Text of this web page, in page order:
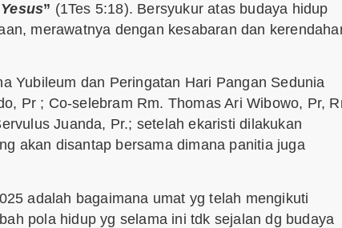
” (1Tes 5:18). Bersyukur atas budaya hidup
merawatnya dengan kesabaran dan
Yubileum dan Peringatan Hari Pangan Sedunia
Pr ; Co-selebram Rm. Thomas Ari Wibowo, Pr,
Juanda, Pr.; setelah ekaristi dilakukan
akan disantap bersama dimana panitia juga
adalah bagaimana umat yg telah mengikuti
pola hidup yg selama ini tdk sejalan dg budaya